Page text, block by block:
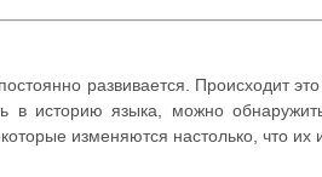
развивается. Происходит
в историю языка, можно
изменяются настолько, что их